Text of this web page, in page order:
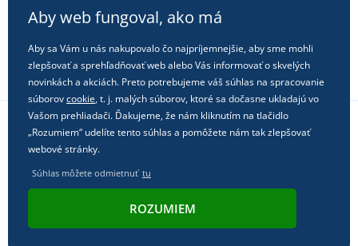
Sledujte nás na sociálnych sieťach
Aby web fungoval, ako má
Aby sa Vám u nás nakupovalo čo najpríjemnejšie, aby sme mohli
zlepšovať a sprehľadňovať web alebo Vás informovať o skvelých
novinkách a akciách. Preto potrebujeme váš súhlas na spracovanie
súborovcookie, t. j. malých súborov, ktoré sa dočasne ukladajú vo
Vašom prehliadači. Ďakujeme, že nám kliknutím na tlačidlo
„Rozumiem“ udelíte tento súhlas a pomôžete nám tak zlepšovať
webové stránky.
Súhlas môžete odmietnuť tu
ROZUMIEM